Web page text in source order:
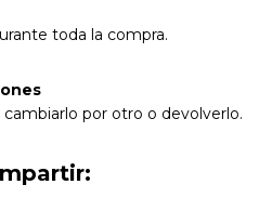
toda la compra.
por otro o devolverlo.